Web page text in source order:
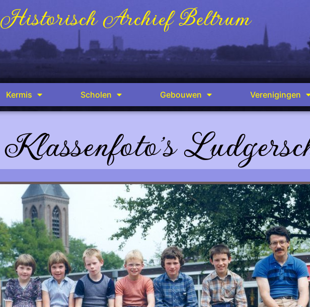
Historisch Archief Beltrum
Kermis Scholen Gebouwen Verenigingen
Klassenfoto's